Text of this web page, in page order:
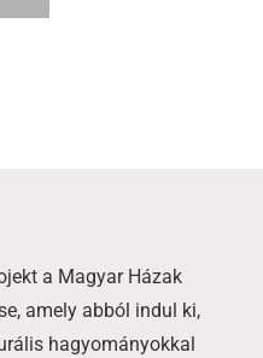
a Magyar Házak
amely abból indul ki,
hagyományokkal